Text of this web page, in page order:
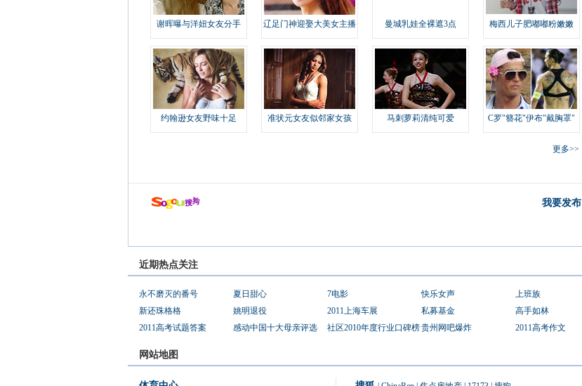
谢晖曝与洋妞女友分手 辽足门神迎娶大美女主播 曼城乳娃全裸遮3点 梅西儿子肥嘟嘟粉嫩嫩
约翰逊女友野味十足 准状元女友似邻家女孩 马刺萝莉清纯可爱 C罗"簪花"伊布"戴胸罩"
更多>>
我要发布
近期热点关注
永不磨灭的番号 夏日甜心 7电影 快乐女声 上班族
新还珠格格
姚明退役 2011上海车展 私募基金 高手如林
2011高考试题答案
感动中国十大母亲评选 社区2010年度行业口碑榜贵州网吧爆炸 2011高考作文
网站地图